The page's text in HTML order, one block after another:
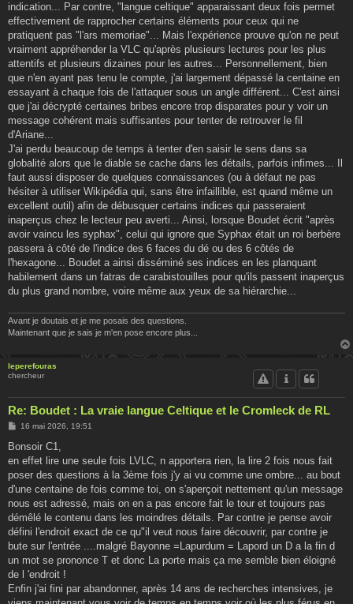
indication... Par contre, "langue celtique" apparaissant deux fois permet
effectivement de rapprocher certains éléments pour ceux qui ne
pratiquent pas "l'ars memoriae"... Mais l'expérience prouve qu'on ne peut
vraiment appréhender la VLC qu'après plusieurs lectures pour les plus
attentifs et plusieurs dizaines pour les autres... Personnellement, bien
que n'en ayant pas tenu le compte, j'ai largement dépassé la centaine en
essayant à chaque fois de l'attaquer sous un angle différent... C'est ainsi
que j'ai décrypté certaines bribes encore trop disparates pour y voir un
message cohérent mais suffisantes pour tenter de retrouver le fil
d'Ariane...
J'ai perdu beaucoup de temps à tenter d'en saisir le sens dans sa
globalité alors que le diable se cache dans les détails, parfois infimes... Il
faut aussi disposer de quelques connaissances (ou à défaut ne pas
hésiter à utiliser Wikipédia qui, sans être infaillible, est quand même un
excellent outil) afin de débusquer certains indices qui passeraient
inaperçus chez le lecteur peu averti... Ainsi, lorsque Boudet écrit "après
avoir vaincu les syphax", celui qui ignore que Syphax était un roi berbère
passera à côté de l'indice des 6 faces du dé ou des 6 côtés de
l'hexagone... Boudet a ainsi disséminé ses indices en les planquant
habilement dans un fatras de carabistouilles pour qu'ils passent inaperçus
du plus grand nombre, voire même aux yeux de sa hiérarchie...
Avant je doutais et je me posais des questions.
Maintenant que je sais je m'en pose encore plus...
leperefouras
chercheur
Re: Boudet : La vraie langue Celtique et le Cromleck de RL
M
s
a
g
16 mai 2026, 19:51
Bonsoir C1,
en effet lire une seule fois LVLC, n apportera rien, la lire 2 fois nous fait
poser des questions à la 3ème fois j'y ai vu comme une ombre... au bout
d'une centaine de fois comme toi, on s'aperçoit nettement qu'un message
nous est adressé, mais on en a pas encore fait le tour et toujours pas
démêlé le contenu dans les moindres détails. Par contre je pense avoir
défini l'endroit exact de ce qu"il veut nous faire découvrir, par contre je
bute sur l'entrée ....malgré Bayonne =Lapurdum = Lapord un D a la fin d
un mot se prononce T et donc La porte mais ça me semble bien éloigné
de l 'endroit !
Enfin j'ai fini par abandonner, après 14 ans de recherches intensives, je